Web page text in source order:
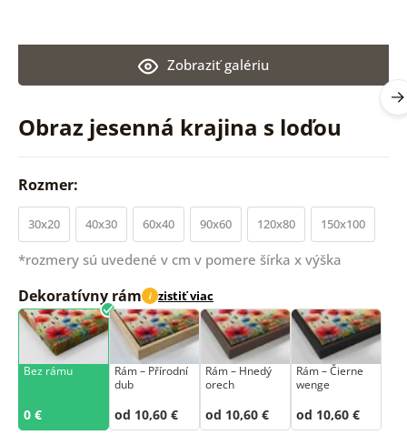
Obraz jesenná krajina s loďou
Zobraziť galériu
Rozmer:
30x20 40x30 60x40 90x60 120x80 150x100
*rozmery sú uvedené v cm v pomere šírka x výška
Dekoratívny rám i zistiť viac
Bez rámu
0 €
Rám –⁠⁠⁠⁠⁠⁠ Přírodní
dub
od 10,60 €
Rám – Hnedý
orech
od 10,60 €
Rám – Čierne
wenge
od 10,60 €